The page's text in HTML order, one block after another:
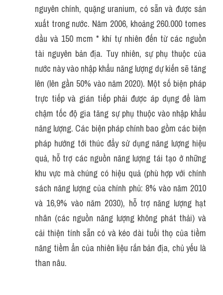
nguyên chính, quặng uranium, có sẵn và được sản
xuất trong nước. Năm 2006, khoảng 260.000 tomes
dầu và 150 mcm * khí tự nhiên đến từ các nguồn
tài nguyên bản địa. Tuy nhiên, sự phụ thuộc của
nước này vào nhập khẩu năng lượng dự kiến ​​sẽ tăng
lên (lên gần 50% vào năm 2020). Một số biện pháp
trực tiếp và gián tiếp phải được áp dụng để làm
chậm tốc độ gia tăng sự phụ thuộc vào nhập khẩu
năng lượng. Các biện pháp chính bao gồm các biện
pháp hướng tới thúc đẩy sử dụng năng lượng hiệu
quả, hỗ trợ các nguồn năng lượng tái tạo ở những
khu vực mà chúng có hiệu quả (phù hợp với chính
sách năng lượng của chính phủ: 8% vào năm 2010
và 16,9% vào năm 2030), hỗ trợ năng lượng hạt
nhân (các nguồn năng lượng không phát thải) và
cải thiện tính sẵn có và kéo dài tuổi thọ của tiềm
năng tiềm ẩn của nhiên liệu rắn bản địa, chủ yếu là
than nâu.